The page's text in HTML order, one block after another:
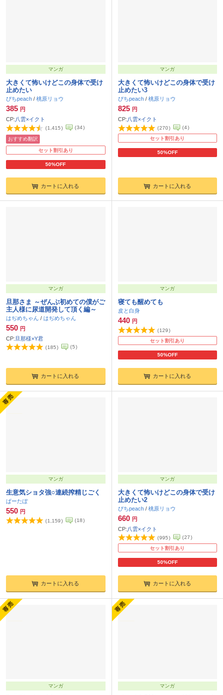
マンガ
大きくて怖いけどこの身体で受け
止めたい
ぴちpeach / 桃原リョウ
385 円
50%OFF
CP: 八雲×イクト
(1,415) (34)
おすすめ翻訳
セット割引あり
カートに入れる
マンガ
大きくて怖いけどこの身体で受け
止めたい3
ぴちpeach / 桃原リョウ
825 円
50%OFF
CP: 八雲×イクト
(270) (4)
セット割引あり
カートに入れる
マンガ
旦那さま ～ぜんぶ初めての僕がご
主人様に尿道開発して頂く編～
はぢめちゃん / はぢめちゃん
550 円
CP: 旦那様×Y君
(185) (5)
カートに入れる
マンガ
寝ても醒めても
皮と白身
440 円
50%OFF
( 129)
セット割引あり
カートに入れる
マンガ
生意気ショタ強○連続搾精じごく
ぱーたぽ
550 円
(1,159) (18)
カートに入れる
マンガ
大きくて怖いけどこの身体で受け
止めたい2
ぴちpeach / 桃原リョウ
660 円
50%OFF
CP: 八雲×イクト
(995) (27)
セット割引あり
カートに入れる
マンガ マンガ